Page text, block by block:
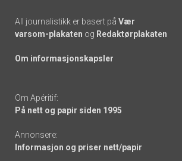
All journalistikk er basert på Vær
varsom-plakaten og Redaktørplakaten
Om informasjonskapsler
Om Apéritif:
På nett og papir siden 1995
Annonsere:
Informasjon og priser nett/papir